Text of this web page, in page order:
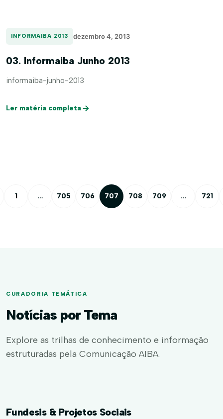
INFORMAIBA 2013 dezembro 4, 2013
03. Informaiba Junho 2013
informaiba-junho-2013
Ler matéria completa
1 … 705 706 707 708 709 … 721
CURADORIA TEMÁTICA
Notícias por Tema
Explore as trilhas de conhecimento e informação
estruturadas pela Comunicação AIBA.
Fundesis & Projetos Sociais